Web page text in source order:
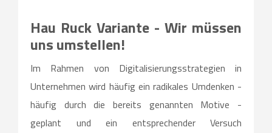
Hau Ruck Variante - Wir müssen
uns umstellen!
Im Rahmen von Digitalisierungsstrategien in
Unternehmen wird häufig ein radikales Umdenken -
häufig durch die bereits genannten Motive -
geplant und ein entsprechender Versuch